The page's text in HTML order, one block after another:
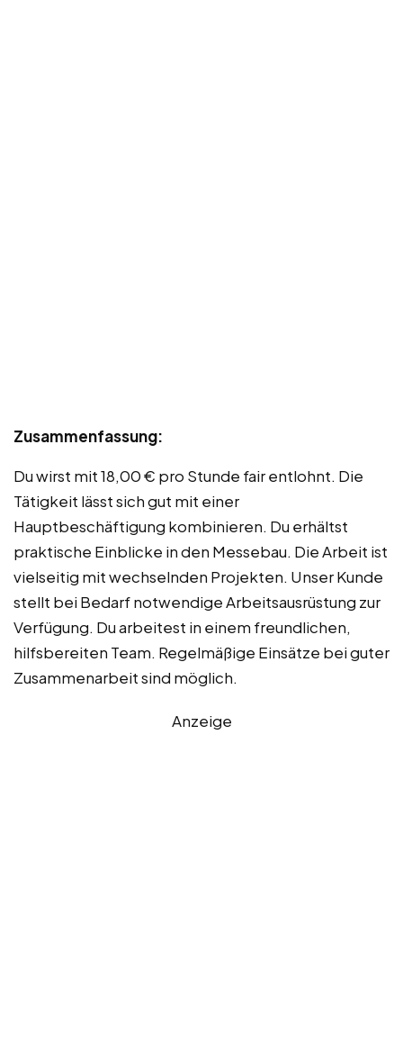
Zusammenfassung:
Du wirst mit 18,00 € pro Stunde fair entlohnt. Die
Tätigkeit lässt sich gut mit einer
Hauptbeschäftigung kombinieren. Du erhältst
praktische Einblicke in den Messebau. Die Arbeit ist
vielseitig mit wechselnden Projekten. Unser Kunde
stellt bei Bedarf notwendige Arbeitsausrüstung zur
Verfügung. Du arbeitest in einem freundlichen,
hilfsbereiten Team. Regelmäßige Einsätze bei guter
Zusammenarbeit sind möglich.
Anzeige